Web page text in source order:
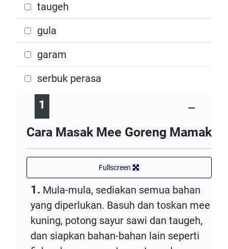
taugeh
gula
garam
serbuk perasa
1
Cara Masak Mee Goreng Mamak
Fullscreen
1. Mula-mula, sediakan semua bahan
yang diperlukan. Basuh dan toskan mee
kuning, potong sayur sawi dan taugeh,
dan siapkan bahan-bahan lain seperti